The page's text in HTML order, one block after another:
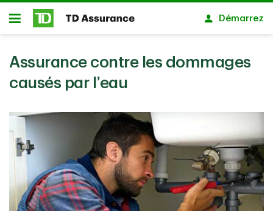
Passer au contenu principal
Ouvert
Démarrez
Assurance contre les dommages
causés par l’eau